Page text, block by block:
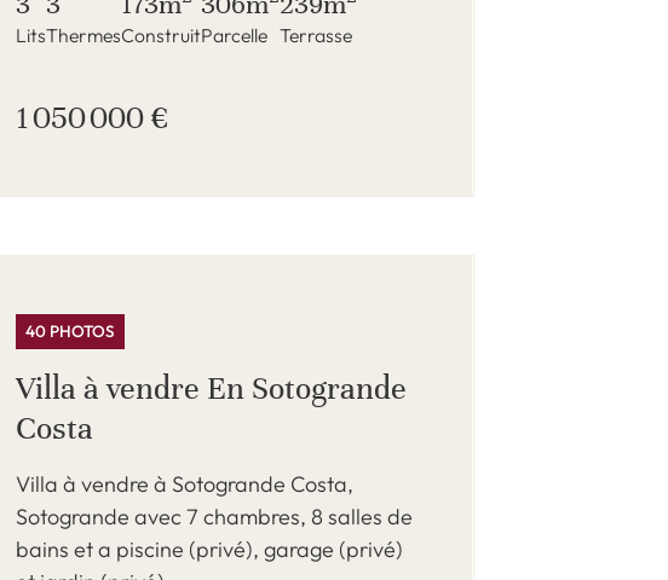
LitsThermesConstruitParcelle Terrasse
1 050 000 €
40 PHOTOS
Villa à vendre En Sotogrande
Costa
Villa à vendre à Sotogrande Costa,
Sotogrande avec 7 chambres, 8 salles de
bains et a piscine (privé), garage (privé)